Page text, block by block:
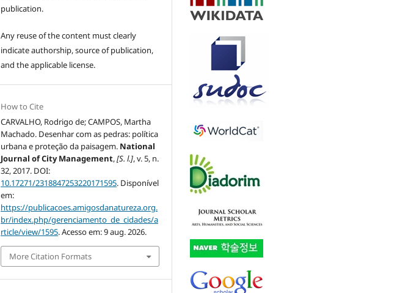
publication.
Any reuse of the content must clearly
indicate authorship, source of publication,
and the applicable license.
How to Cite
CARVALHO, Rodrigo de; CAMPOS, Martha
Machado. Desenhar com as pedras: política
urbana e proteção da paisagem. National
Journal of City Management,[S. l.], v. 5, n.
32, 2017. DOI:
10.17271/2318847253220171595. Disponível
em:
https://publicacoes.amigosdanatureza.org.
br/index.php/gerenciamento_de_cidades/a
rticle/view/1595. Acesso em: 9 aug. 2026.
More Citation Formats